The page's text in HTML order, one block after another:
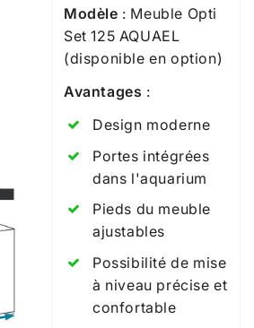
Modèle : Meuble Opti
Set 125 AQUAEL
(disponible en option)
Avantages :
Design moderne
Portes intégrées
dans l'aquarium
Pieds du meuble
ajustables
Possibilité de mise
à niveau précise et
confortable